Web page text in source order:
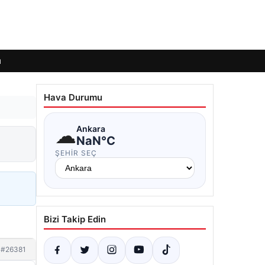
#26381
Hava Durumu
☁Ankara
NaN°C
ŞEHIR SEÇ
Bizi Takip Edin